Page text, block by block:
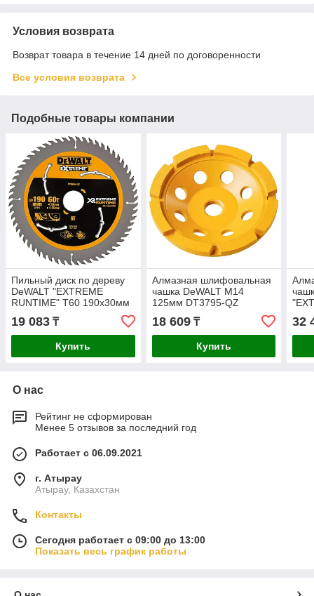
Условия возврата
Возврат товара в течение 14 дней по договоренности
Все условия возврата
Подобные товары компании
Пильный диск по дереву
DeWALT "EXTREME
RUNTIME" T60 190x30мм
DT99564-QZ
19 083 ₸
Купить
Алмазная шлифовальная
чашка DeWALT М14
125мм DT3795-QZ
18 609₸
Купить
32
О нас
Рейтинг не сформирован
Менее 5 отзывов за последний год
Работает с 06.09.2021
г. Атырау
Атырау, Казахстан
Контакты
Сегодня работает с 09:00 до 13:00
Показать весь график работы